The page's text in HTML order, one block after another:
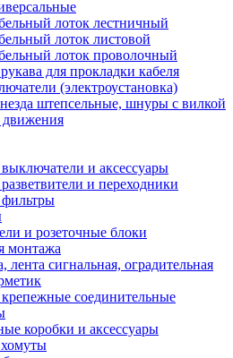
лоток лестничный
лоток листовой
лоток проволочный
для прокладки кабеля
(электроустановка)
штепсельные, шнуры с вилкой
выключатели и аксессуары
и переходники
и розеточные блоки
монтажа
лента сигнальная, оградительная
соединительные
коробки и аксессуары